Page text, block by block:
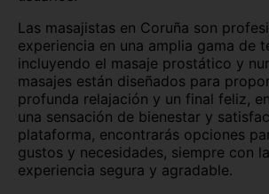
La Rioja
Lleida
Madrid
Melilla
Navarra
Las masajistas en Coruña son
experiencia en una amplia gama de
incluyendo el masaje prostático y
masajes están diseñados para
profunda relajación y un final feliz,
una sensación de bienestar y
plataforma, encontrarás opciones
gustos y necesidades, siempre con
experiencia segura y agradable.